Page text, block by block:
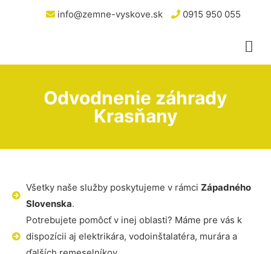
info@zemne-vyskove.sk 0915 950 055
Odvodnenie záhrady
Krasňany
Všetky naše služby poskytujeme v rámci Západného
Slovenska.
Potrebujete pomôcť v inej oblasti? Máme pre vás k
dispozícii aj elektrikára, vodoinštalatéra, murára a